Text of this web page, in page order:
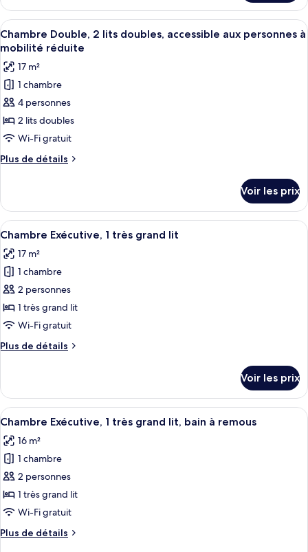
2
lits
doubles
le
type
de
chambre
Double,
2
lits
doubles
Afficher
toutes
les
photos
pour
ce
type
de
chambre :
Chambre
2
lits
doubles,
accessible
aux
personnes
à
mobilité
réduite
Literie de qualité supérieure,
4
Chambre Double, 2 lits doubles, accessible aux personnes à
mobilité réduite
17 m²
1 chambre
4 personnes
2 lits doubles
Wi-Fi gratuit
Plus de détails
Plus
le
type
de
Chambre
Double,
lits
doubles,
accessible
aux
personnes
Voir les prix
Afficher
toutes
les
photos
pour
ce
type
chambre :
très
grand
lit
Literie de qualité supérieure,
4
Chambre Exécutive, 1 très grand lit
17 m²
1 chambre
2 personnes
1 très grand lit
Wi-Fi gratuit
Plus de détails
Plus
le
type
de
Chambre
Exécutive,
très
grand
lit
Voir les prix
Afficher
toutes
les
photos
pour
ce
type
chambre :
Literie de qualité supérieure,
5
Chambre Exécutive, 1 très grand lit, bain à remous
16 m²
1 chambre
2 personnes
1 très grand lit
Wi-Fi gratuit
Plus de détails
Plus